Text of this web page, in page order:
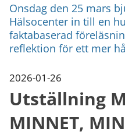
Onsdag den 25 mars
Hälsocenter in till en
faktabaserad
reflektion för ett mer
2026-01-26
Utställning
MINNET,